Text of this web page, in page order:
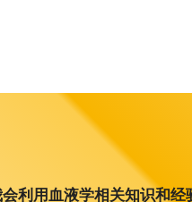
利用血液学相关知识和经